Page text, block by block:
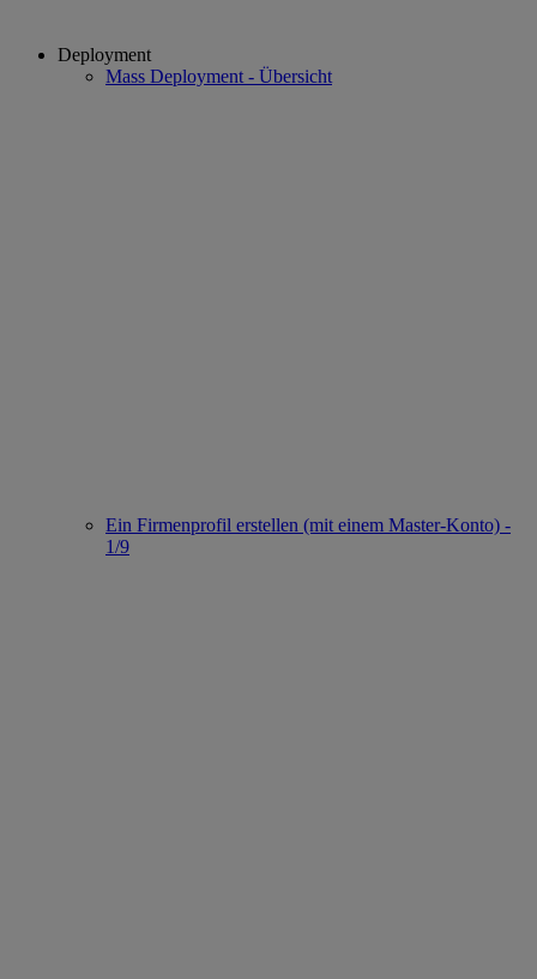
Deployment
Mass Deployment - Übersicht
Ein Firmenprofil erstellen (mit einem Master-Konto) -
1/9